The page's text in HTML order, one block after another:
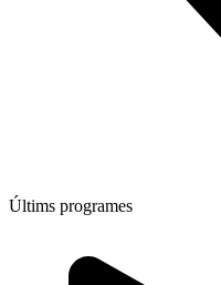
Últims programes